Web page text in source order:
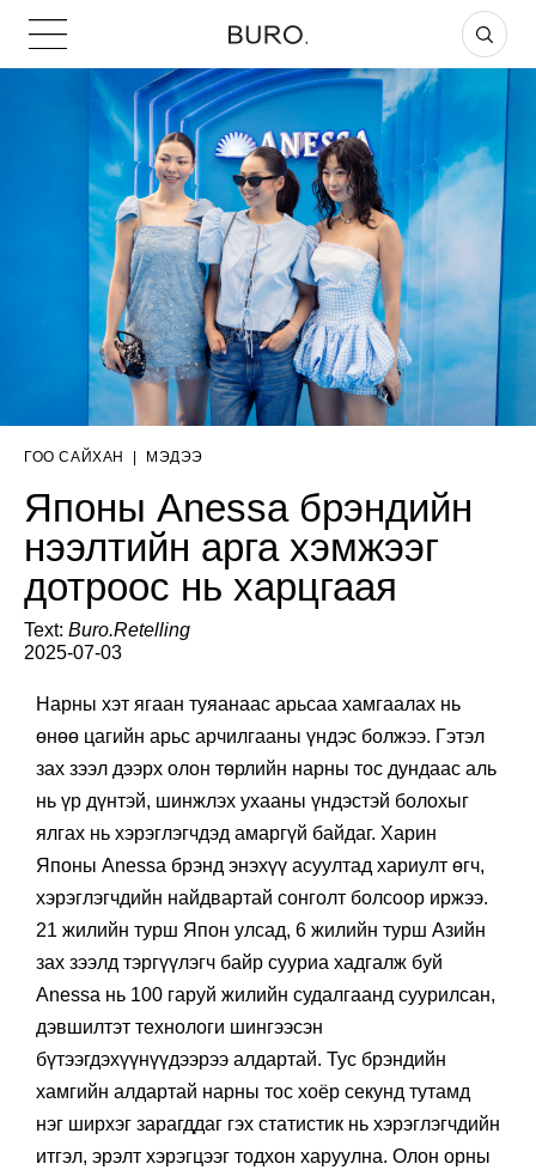
ГОО САЙХАН МЭДЭЭ
Японы Anessa брэндийн
нээлтийн арга хэмжээг
дотроос нь харцгаая
2025-07-03
Нарны хэт ягаан туяанаас арьсаа хамгаалах нь
өнөө цагийн арьс арчилгааны үндэс болжээ. Гэтэл
зах зээл дээрх олон төрлийн нарны тос дундаас аль
нь үр дүнтэй, шинжлэх ухааны үндэстэй болохыг
ялгах нь хэрэглэгчдэд амаргүй байдаг. Харин
Японы Anessa брэнд энэхүү асуултад хариулт өгч,
хэрэглэгчдийн найдвартай сонголт болсоор иржээ.
21 жилийн турш Япон улсад, 6 жилийн турш Азийн
зах зээлд тэргүүлэгч байр сууриа хадгалж буй
Anessa нь 100 гаруй жилийн судалгаанд суурилсан,
дэвшилтэт технологи шингээсэн
бүтээгдэхүүнүүдээрээ алдартай. Тус брэндийн
хамгийн алдартай нарны тос хоёр секунд тутамд
нэг ширхэг зарагддаг гэх статистик нь хэрэглэгчдийн